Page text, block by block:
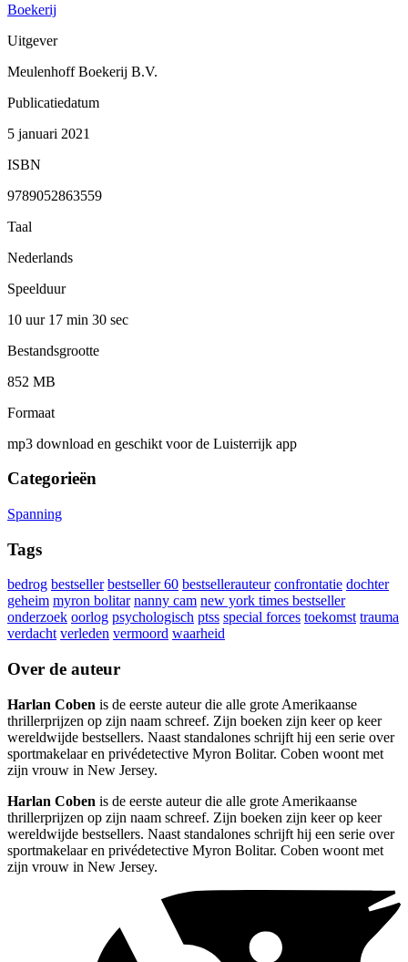
Boekerij
Uitgever
Meulenhoff Boekerij B.V.
Publicatiedatum
5 januari 2021
ISBN
9789052863559
Taal
Nederlands
Speelduur
10 uur 17 min 30 sec
Bestandsgrootte
852 MB
Formaat
mp3 download en geschikt voor de Luisterrijk app
Categorieën
Spanning
Tags
bedrog bestseller bestseller 60 bestsellerauteur confrontatie dochter
geheim myron bolitar nanny cam new york times bestseller
onderzoek oorlog psychologisch ptss special forces toekomst trauma
verdacht verleden vermoord waarheid
Over de auteur
Harlan Coben is de eerste auteur die alle grote Amerikaanse
thrillerprijzen op zijn naam schreef. Zijn boeken zijn keer op keer
wereldwijde bestsellers. Naast standalones schrijft hij een serie over
sportmakelaar en privédetective Myron Bolitar. Coben woont met
zijn vrouw in New Jersey.
Harlan Coben is de eerste auteur die alle grote Amerikaanse
thrillerprijzen op zijn naam schreef. Zijn boeken zijn keer op keer
wereldwijde bestsellers. Naast standalones schrijft hij een serie over
sportmakelaar en privédetective Myron Bolitar. Coben woont met
zijn vrouw in New Jersey.